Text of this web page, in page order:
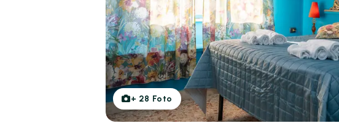
+ 28 Foto